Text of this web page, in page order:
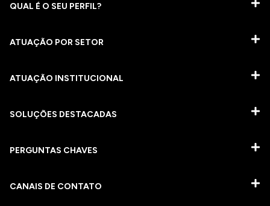
QUAL É O SEU PERFIL?
ATUAÇÃO POR SETOR
ATUAÇÃO INSTITUCIONAL
SOLUÇÕES DESTACADAS
PERGUNTAS CHAVES​
CANAIS DE CONTATO